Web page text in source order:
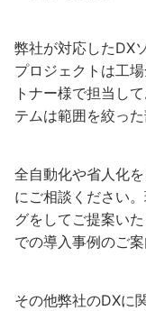
弊社が対応したDX
プロジェクトは工
トナー様で担当し
テムは範囲を絞っ
全自動化や省人化
にご相談ください
グをしてご提案い
での導入事例のご案
その他弊社のDXに